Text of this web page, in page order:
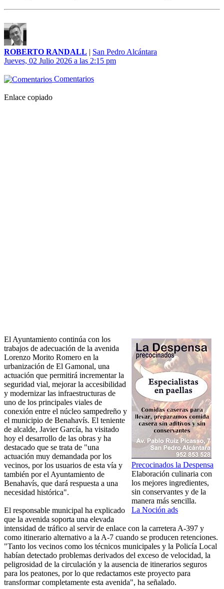
ROBERTO RANDALL | San Pedro Alcántara
Jueves, 02 Julio 2026 a las 2:15 pm
Comentarios
Enlace copiado
Precocinados la Despensa
Elaboración culinaria con
los mejores ingredientes,
sin conservantes y de la
manera más sencilla.
La Noción ads
El Ayuntamiento continúa con los
trabajos de adecuación de la avenida
Lorenzo Morito Romero en la
urbanización de El Gamonal, una
actuación que permitirá incrementar la
seguridad vial, mejorar la accesibilidad
y modernizar las infraestructuras de
uno de los principales viales de
conexión entre el núcleo sampedreño y
el municipio de Benahavís. El teniente
de alcalde, Javier García, ha visitado
hoy el desarrollo de las obras y ha
destacado que se trata de "una
actuación muy demandada por los
vecinos, por los usuarios de esta vía y
también por el Ayuntamiento de
Benahavís, que dará respuesta a una
necesidad histórica".
El responsable municipal ha explicado
que la avenida soporta una elevada
intensidad de tráfico al servir de enlace con la carretera A-397 y
como itinerario alternativo a la A-7 cuando se producen retenciones.
"Tanto los vecinos como los técnicos municipales y la Policía Local
habían detectado problemas derivados del exceso de velocidad, la
peligrosidad de la circulación y la ausencia de itinerarios seguros
para los peatones, por lo que redactamos este proyecto para
transformar completamente esta avenida", ha señalado.